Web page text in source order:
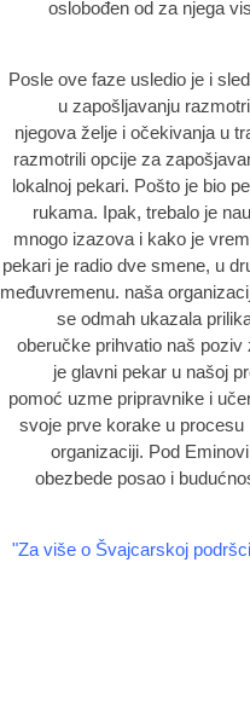
oslobođen od za njega
Posle ove faze usledio je i
u zapošljavanju
njegova želje i očekivanja u
razmotrili opcije za
lokalnoj pekari. Pošto je bio
rukama. Ipak, trebalo je
mnogo izazova i kako je
pekari je radio dve smene, u
međuvremenu. naša
se odmah ukazala
oberučke prihvatio naš
je glavni pekar u našoj
pomoć uzme pripravnike i
svoje prve korake u procesu
organizaciji. Pod
obezbede posao i